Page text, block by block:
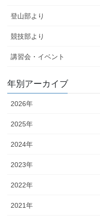
登山部より
競技部より
講習会・イベント
年別アーカイブ
2026年
2025年
2024年
2023年
2022年
2021年